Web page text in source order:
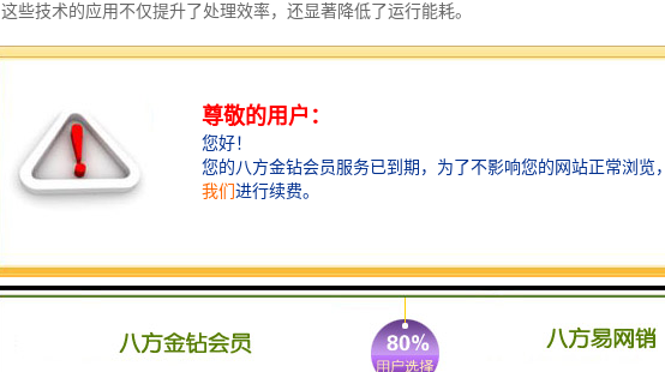
这些技术的应用不仅提升了处理效率，还显著降低了运行能耗。
我们注重设备的实用性与可靠性，力求在保证处理效果的同时，帮助客户控制运营成本。
定制服务，满足多样需求
我们的技术团队可以根据客户的现场实际情况，进行专业评估与方案设计。